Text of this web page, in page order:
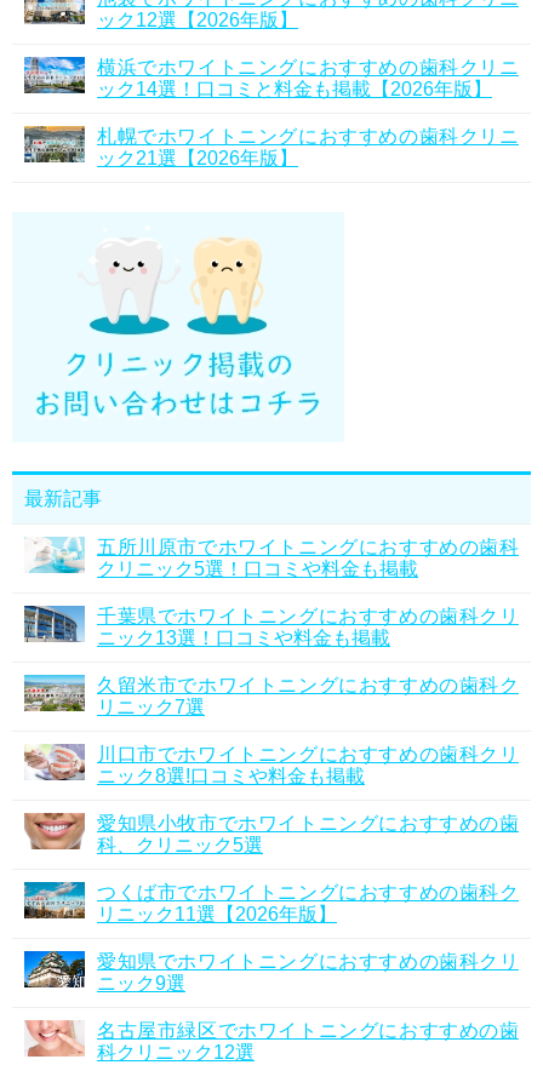
ック12選【2026年版】
横浜でホワイトニングにおすすめの歯科クリニ
ック14選！口コミと料金も掲載【2026年版】
札幌でホワイトニングにおすすめの歯科クリニ
ック21選【2026年版】
最新記事
五所川原市でホワイトニングにおすすめの歯科
クリニック5選！口コミや料金も掲載
千葉県でホワイトニングにおすすめの歯科クリ
ニック13選！口コミや料金も掲載
久留米市でホワイトニングにおすすめの歯科ク
リニック7選
川口市でホワイトニングにおすすめの歯科クリ
ニック8選!口コミや料金も掲載
愛知県小牧市でホワイトニングにおすすめの歯
科、クリニック5選
つくば市でホワイトニングにおすすめの歯科ク
リニック11選【2026年版】
愛知県でホワイトニングにおすすめの歯科クリ
ニック9選
名古屋市緑区でホワイトニングにおすすめの歯
科クリニック12選